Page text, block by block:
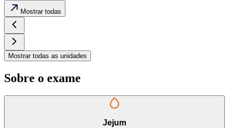
Mostrar todas
Mostrar todas as unidades
Sobre o exame
Jejum